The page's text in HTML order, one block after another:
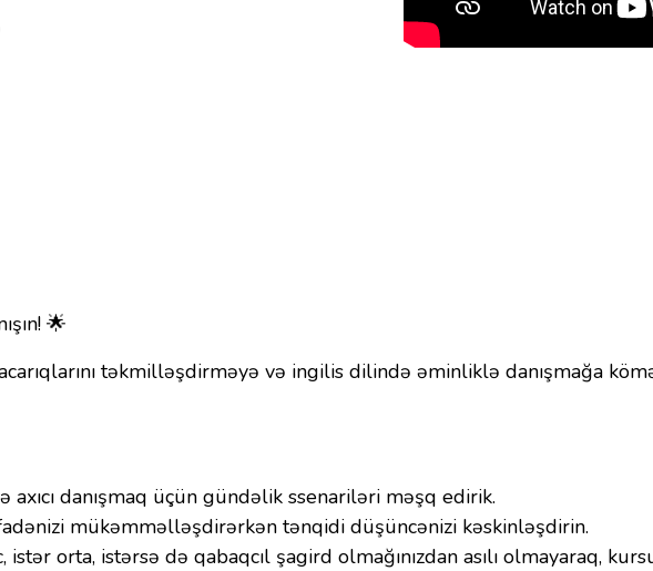
🌟
təkmilləşdirməyə və ingilis dilində əminliklə danışmağa
axıcı danışmaq üçün gündəlik ssenariləri məşq edirik.
mükəmməlləşdirərkən tənqidi düşüncənizi kəskinləşdirin.
istər orta, istərsə də qabaqcıl şagird olmağınızdan asılı olmayaraq,